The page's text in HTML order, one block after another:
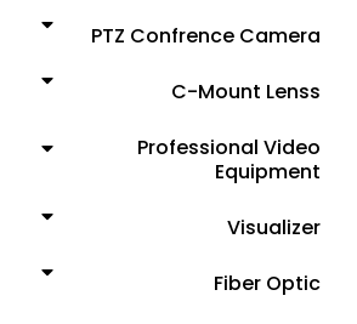
PTZ Confrence Camera
C-Mount Lenss
Professional Video
Equipment
Visualizer
Fiber Optic